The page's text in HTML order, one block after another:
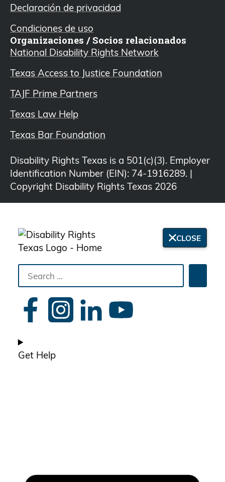
Declaración de privacidad
Condiciones de uso
Organizaciones / Socios relacionados
National Disability Rights Network
Texas Access to Justice Foundation
TAJF Prime Partners
Texas Law Help
Texas Bar Foundation
Disability Rights Texas is a 501(c)(3). Employer
Identification Number (EIN): 74-1916289. |
Copyright Disability Rights Texas 2026
CLOSE
Search
the
site
Get Help